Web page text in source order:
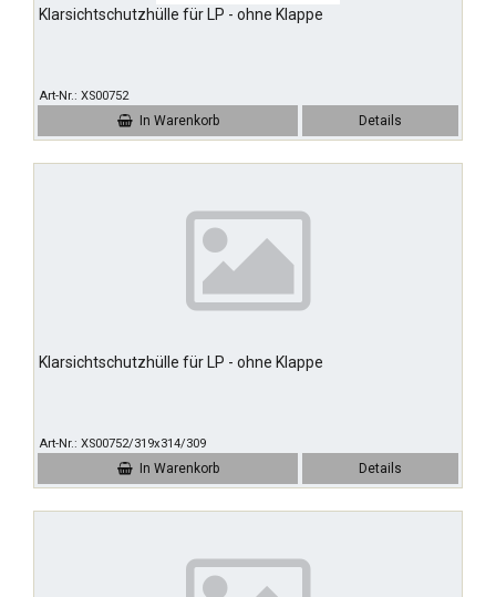
Klarsichtschutzhülle für LP - ohne Klappe
Art-Nr. XS00752
In Warenkorb Details
Klarsichtschutzhülle für LP - ohne Klappe
Art-Nr. XS00752/319x314/309
In Warenkorb Details